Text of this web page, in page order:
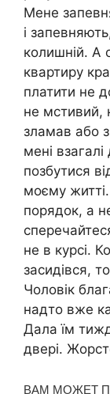
Мене
і
колишній. А
квартиру
платити не
не мстивий,
зламав або
мені
позбутися
моєму
порядок, а
не в курсі.
засидівся,
Чоловік
надто вже
Дала їм
двері.